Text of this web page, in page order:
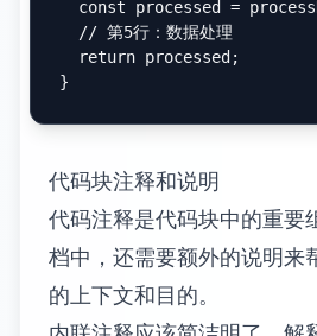
return
fibonacci(n -
SELECT
  user_id,
COUNT(*) as order_count,
SUM
(total_amount) as
FROM
WHERE order_date
GROUP BY